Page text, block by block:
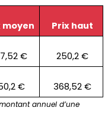
moyen Prix haut
€ 250,2 €
€ 368,52 €
annuel d’une